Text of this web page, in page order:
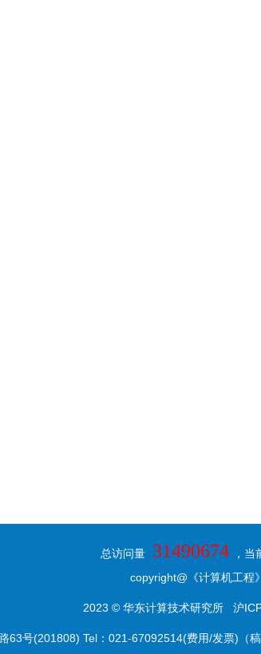
总访问量 31490674 ，当
copyright@《计算机工程
2023 © 华东计算技术研究所 沪
63号(201808) Tel：021-67092514(费用/发票)（